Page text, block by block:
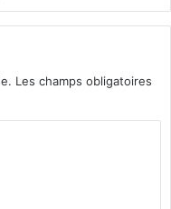
Les champs obligatoires